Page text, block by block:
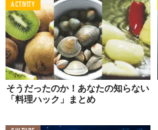
かんたんに言えばアーリオオー
もね）をオリーブオイルに移し
ならレシピは単純。でもこの「
い。
なんだってそうだけど、単純そ
もしろい。彼のペペロンチーノが
ACTIVITY
そうだったのか！あなたの知らない
「料理ハック」まとめ